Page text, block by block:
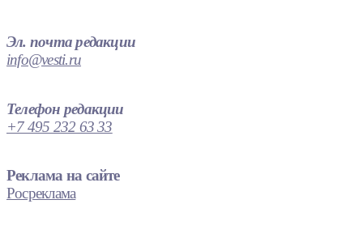
Эл. почта редакции
info@vesti.ru
Телефон редакции
+7 495 232 63 33
Реклама на сайте
Росреклама